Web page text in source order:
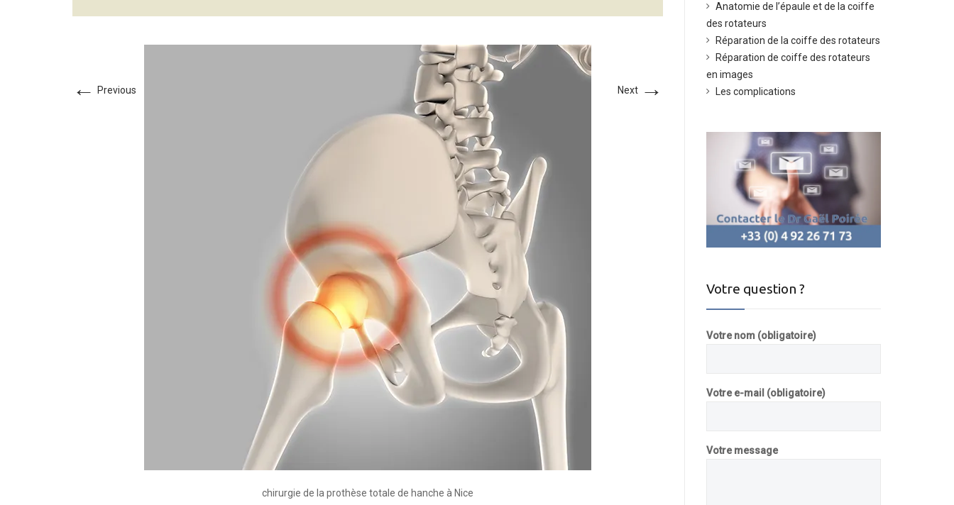
← Previous Next →
chirurgie de la prothèse totale de hanche à Nice
Anatomie de l’épaule et de la coiffe
des rotateurs
Réparation de la coiffe des rotateurs
Réparation de coiffe des rotateurs
en images
Les complications
Votre question ?
Votre nom (obligatoire)
Votre e-mail (obligatoire)
Votre message